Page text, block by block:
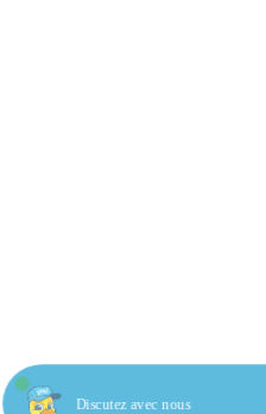
Discutez avec nous